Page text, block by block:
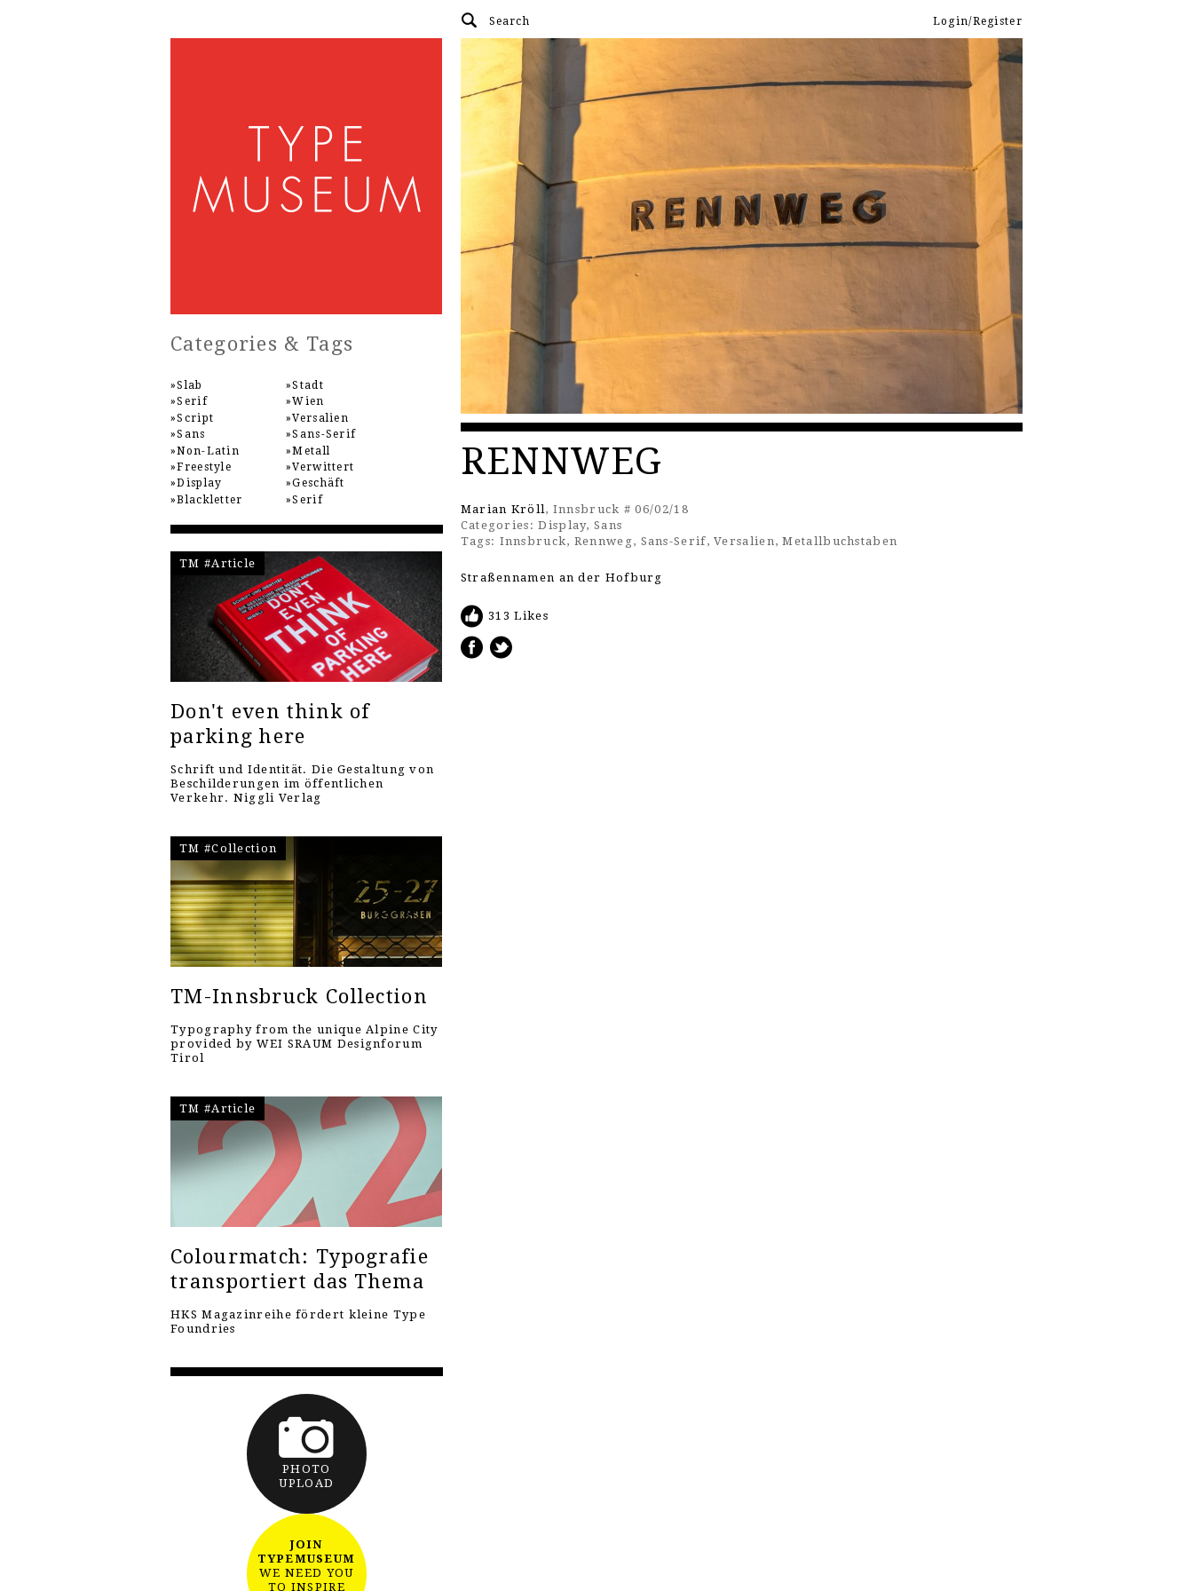
Login/Register
RENNWEG
Marian Kröll, Innsbruck # 06/02/18
Categories: Display,Sans
Tags: Innsbruck, Rennweg, Sans-Serif,Versalien,Metallbuchstaben
Straßennamen an der Hofburg
313 Likes
Categories & Tags
Slab
Serif
Script
Sans
Non-Latin
Freestyle
Display
Blackletter
Stadt
Wien
Versalien
Sans-Serif
Metall
Verwittert
Geschäft
Serif
TM #Article
Don't even think of
parking here
Schrift und Identität. Die Gestaltung von
Beschilderungen im öffentlichen
Verkehr. Niggli Verlag
TM #Collection
TM-Innsbruck Collection
Typography from the unique Alpine City
provided by WEI SRAUM Designforum
Tirol
TM #Article
Colourmatch: Typografie
transportiert das Thema
HKS Magazinreihe fördert kleine Type
Foundries
PHOTO
UPLOAD
JOIN
TYPEMUSEUM
WE NEED YOU
TO INSPIRE